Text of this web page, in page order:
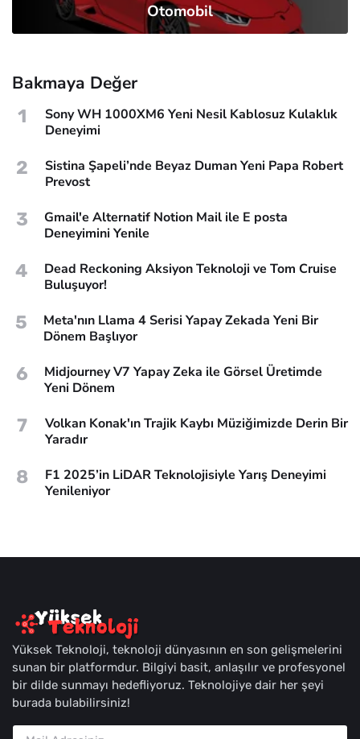
Otomobil
Bakmaya Değer
1
Sony WH 1000XM6 Yeni Nesil Kablosuz Kulaklık
Deneyimi
2
Sistina Şapeli’nde Beyaz Duman Yeni Papa Robert
Prevost
3
Gmail'e Alternatif Notion Mail ile E posta
Deneyimini Yenile
4
Dead Reckoning Aksiyon Teknoloji ve Tom Cruise
Buluşuyor!
5
Meta'nın Llama 4 Serisi Yapay Zekada Yeni Bir
Dönem Başlıyor
6
Midjourney V7 Yapay Zeka ile Görsel Üretimde
Yeni Dönem
7
Volkan Konak'ın Trajik Kaybı Müziğimizde Derin Bir
Yaradır
8
F1 2025’in LiDAR Teknolojisiyle Yarış Deneyimi
Yenileniyor
Yüksek Teknoloji, teknoloji dünyasının en son gelişmelerini
sunan bir platformdur. Bilgiyi basit, anlaşılır ve profesyonel
bir dilde sunmayı hedefliyoruz. Teknolojiye dair her şeyi
burada bulabilirsiniz!